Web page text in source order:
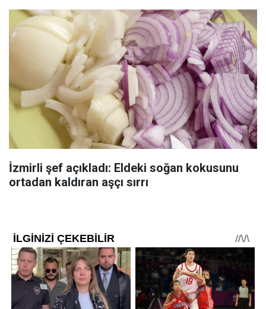
İzmirli şef açıkladı: Eldeki soğan kokusunu
ortadan kaldıran aşçı sırrı